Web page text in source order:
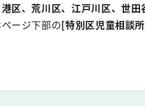
区、荒川区、江戸川区、世田
ージ下部の[特別区児童相談